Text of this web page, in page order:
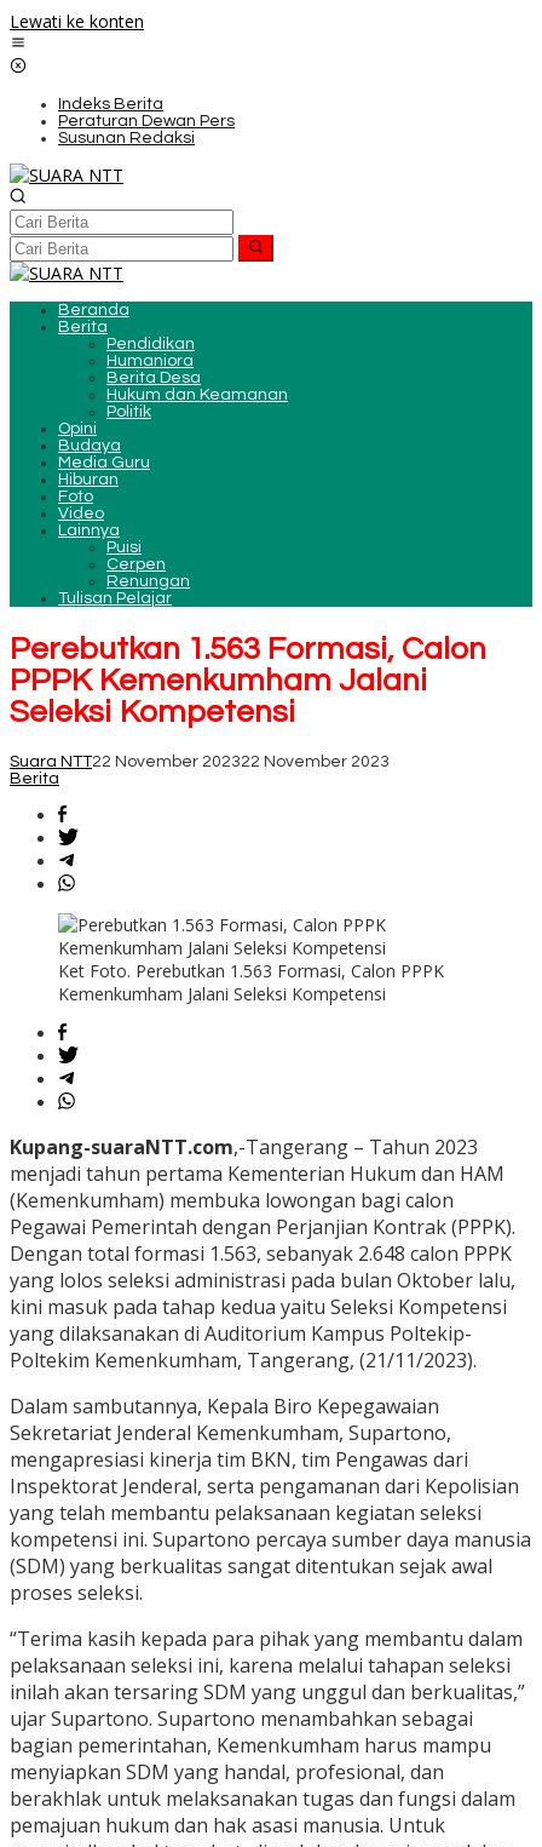
Lewati ke konten
Indeks Berita
Peraturan Dewan Pers
Susunan Redaksi
Beranda
Berita
Pendidikan
Humaniora
Berita Desa
Hukum dan Keamanan
Politik
Opini
Budaya
Media Guru
Hiburan
Foto
Video
Lainnya
Puisi
Cerpen
Renungan
Tulisan Pelajar
Perebutkan 1.563 Formasi, Calon
PPPK Kemenkumham Jalani
Seleksi Kompetensi
Suara NTT22 November 202322 November 2023
Berita
Ket Foto. Perebutkan 1.563 Formasi, Calon PPPK
Kemenkumham Jalani Seleksi Kompetensi
Kupang-suaraNTT.com,-Tangerang – Tahun 2023
menjadi tahun pertama Kementerian Hukum dan HAM
(Kemenkumham) membuka lowongan bagi calon
Pegawai Pemerintah dengan Perjanjian Kontrak (PPPK).
Dengan total formasi 1.563, sebanyak 2.648 calon PPPK
yang lolos seleksi administrasi pada bulan Oktober lalu,
kini masuk pada tahap kedua yaitu Seleksi Kompetensi
yang dilaksanakan di Auditorium Kampus Poltekip-
Poltekim Kemenkumham, Tangerang, (21/11/2023).
Dalam sambutannya, Kepala Biro Kepegawaian
Sekretariat Jenderal Kemenkumham, Supartono,
mengapresiasi kinerja tim BKN, tim Pengawas dari
Inspektorat Jenderal, serta pengamanan dari Kepolisian
yang telah membantu pelaksanaan kegiatan seleksi
kompetensi ini. Supartono percaya sumber daya manusia
(SDM) yang berkualitas sangat ditentukan sejak awal
proses seleksi.
“Terima kasih kepada para pihak yang membantu dalam
pelaksanaan seleksi ini, karena melalui tahapan seleksi
inilah akan tersaring SDM yang unggul dan berkualitas,”
ujar Supartono. Supartono menambahkan sebagai
bagian pemerintahan, Kemenkumham harus mampu
menyiapkan SDM yang handal, profesional, dan
berakhlak untuk melaksanakan tugas dan fungsi dalam
pemajuan hukum dan hak asasi manusia. Untuk